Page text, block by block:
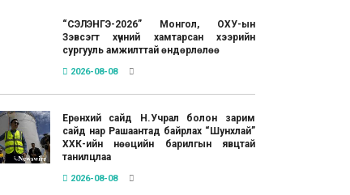
“СЭЛЭНГЭ-2026” Монгол, ОХУ-ын
Зэвсэгт хүчний хамтарсан хээрийн
сургууль амжилттай өндөрлөлөө
2026-08-08
Ерөнхий сайд Н.Учрал болон зарим
сайд нар Рашаантад байрлах “Шунхлай”
ХХК-ийн нөөцийн барилгын явцтай
танилцлаа
2026-08-08